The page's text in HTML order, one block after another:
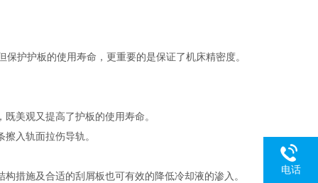
护护板的使用寿命，更重要的是保证了机床精密度。
美观又提高了护板的使用寿命。
入轨面拉伤导轨。
措施及合适的刮屑板也可有效的降低冷却液的渗入。
电话